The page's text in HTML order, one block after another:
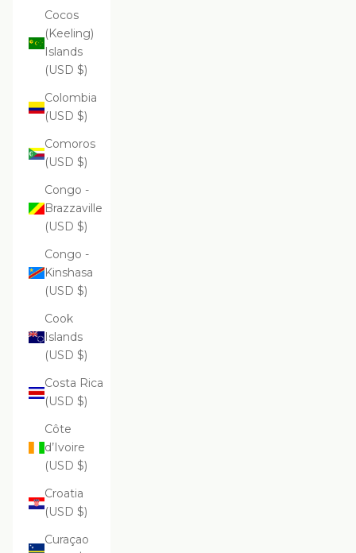
Cocos
(Keeling)
Islands
(USD $)
Colombia
(USD $)
Comoros
(USD $)
Congo -
Brazzaville
(USD $)
Congo -
Kinshasa
(USD $)
Cook
Islands
(USD $)
Costa Rica
(USD $)
Côte
d’Ivoire
(USD $)
Croatia
(USD $)
Curaçao